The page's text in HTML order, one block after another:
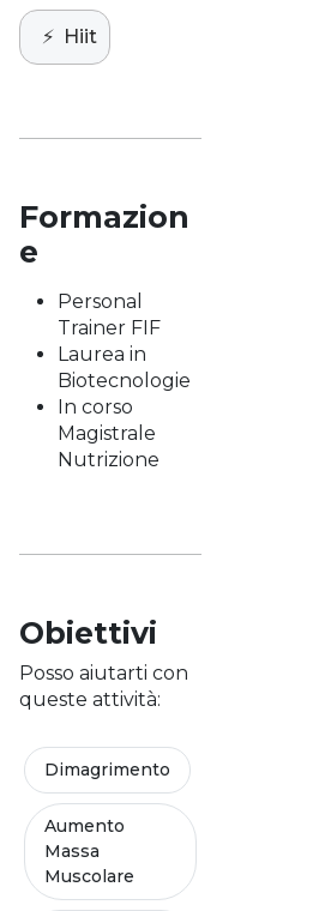
⚡️ Hiit
Formazion
e
Personal
Trainer FIF
Laurea in
Biotecnologie
In corso
Magistrale
Nutrizione
Obiettivi
Posso aiutarti con
queste attività:
Dimagrimento
Aumento
Massa
Muscolare